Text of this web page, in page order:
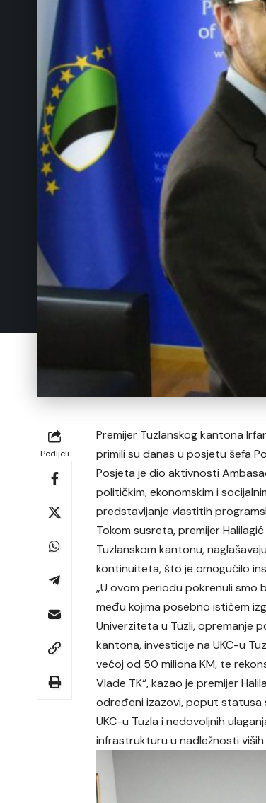
Podijeli
Premijer Tuzlanskog kantona
primili su danas u posjetu šefa
Posjeta je dio aktivnosti
političkim, ekonomskim i
predstavljanje vlastitih
Tokom susreta, premijer
Tuzlanskom kantonu,
kontinuiteta, što je omogućilo
„U ovom periodu pokrenuli smo
među kojima posebno ističem
Univerziteta u Tuzli, opremanje
kantona, investicije na UKC-u
većoj od 50 miliona KM, te
Vlade TK“, kazao je premijer
određeni izazovi, poput statusa
UKC-u Tuzla i nedovoljnih
infrastrukturu u nadležnosti